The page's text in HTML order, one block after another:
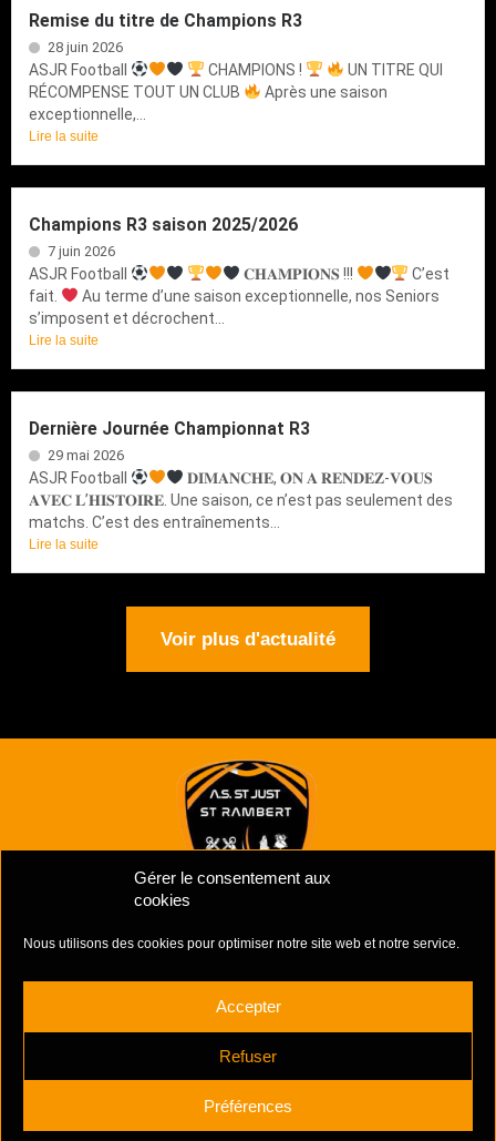
Gérer le consentement aux
cookies
Nous utilisons des cookies pour optimiser notre site web et notre service.
Accepter
Refuser
Préférences
Remise du titre de Champions R3
28 juin 2026
ASJR Football CHAMPIONS !
UN TITRE QUI
RÉCOMPENSE TOUT UN CLUB
Après une saison
exceptionnelle,...
Lire la suite
Champions R3 saison 2025/2026
7 juin 2026
ASJR Football 𝐂𝐇𝐀𝐌𝐏𝐈𝐎𝐍𝐒 !!!
C’est
fait.
Au terme d’une saison exceptionnelle, nos Seniors
s’imposent et décrochent...
Lire la suite
Dernière Journée Championnat R3
29 mai 2026
ASJR Football
𝐃𝐈𝐌𝐀𝐍𝐂𝐇𝐄, 𝐎𝐍 𝐀 𝐑𝐄𝐍𝐃𝐄𝐙-𝐕𝐎𝐔𝐒
𝐀𝐕𝐄𝐂 𝐋’𝐇𝐈𝐒𝐓𝐎𝐈𝐑𝐄. Une saison, ce n’est pas seulement des
matchs. C’est des entraînements...
Lire la suite
Voir plus d'actualité
Mentions Légales –
Complexe Sportif Des Unchats,
+33 6 81 39 51 90
contactasjr@gmail.com